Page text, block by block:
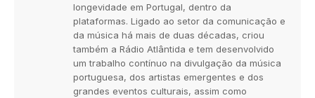
longevidade em Portugal, dentro da
plataformas. Ligado ao setor da comunicação e
da música há mais de duas décadas, criou
também a Rádio Atlântida e tem desenvolvido
um trabalho contínuo na divulgação da música
portuguesa, dos artistas emergentes e dos
grandes eventos culturais, assim como